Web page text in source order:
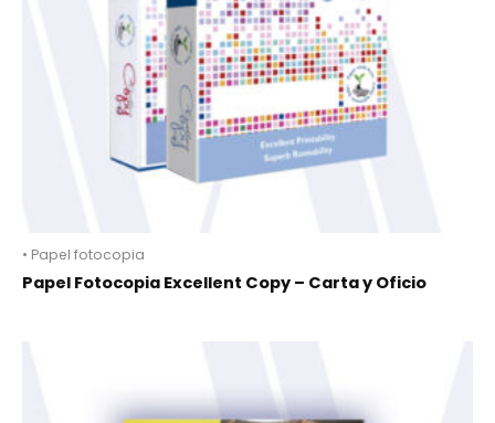
• Papel fotocopia
Papel Fotocopia Excellent Copy – Carta y Oficio